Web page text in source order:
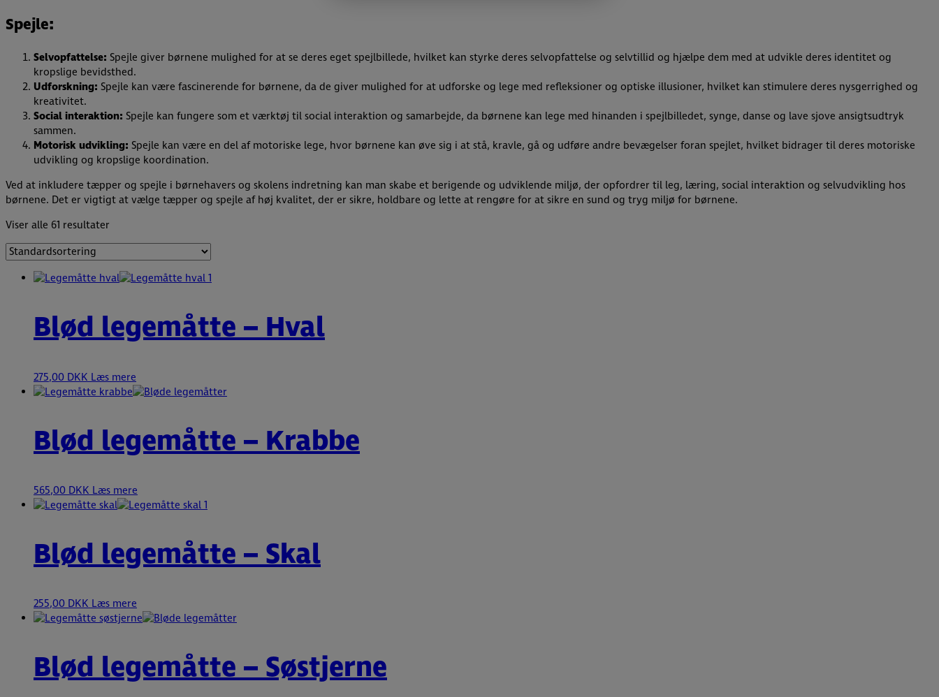
Spejle:
Selvopfattelse: Spejle giver børnene mulighed for at se deres eget spejlbillede, hvilket kan styrke deres selvopfattelse og selvtillid og hjælpe dem med at udvikle deres identitet og
kropslige bevidsthed.
Udforskning: Spejle kan være fascinerende for børnene, da de giver mulighed for at udforske og lege med refleksioner og optiske illusioner, hvilket kan stimulere deres nysgerrighed og
kreativitet.
Social interaktion: Spejle kan fungere som et værktøj til social interaktion og samarbejde, da børnene kan lege med hinanden i spejlbilledet, synge, danse og lave sjove ansigtsudtryk
sammen.
Motorisk udvikling: Spejle kan være en del af motoriske lege, hvor børnene kan øve sig i at stå, kravle, gå og udføre andre bevægelser foran spejlet, hvilket bidrager til deres motoriske
udvikling og kropslige koordination.
Ved at inkludere tæpper og spejle i børnehavers og skolens indretning kan man skabe et berigende og udviklende miljø, der opfordrer til leg, læring, social interaktion og selvudvikling hos
børnene. Det er vigtigt at vælge tæpper og spejle af høj kvalitet, der er sikre, holdbare og lette at rengøre for at sikre en sund og tryg miljø for børnene.
Viser alle 61 resultater
Blød legemåtte – Hval
275,00 DKK Læs mere
Blød legemåtte – Krabbe
565,00 DKK Læs mere
Blød legemåtte – Skal
255,00DKKLæs mere
Blød legemåtte – Søstjerne